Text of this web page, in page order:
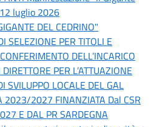
luglio 2026
DEL CEDRINO"
SELEZIONE PER TITOLI E
DELL’INCARICO
PER L’ATTUAZIONE
SVILUPPO LOCALE DEL GAL
2023/2027 FINANZIATA Dal CSR
E DAL PR SARDEGNA